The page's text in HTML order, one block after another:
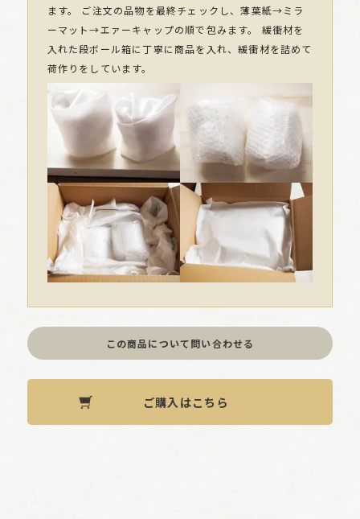
ます。 ご注文の品物を最終チェックし、薄葉紙→ミラ
ーマット→エァーキャップの順で包みます。 緩衝材を
入れた段ボール箱に丁寧に商品を入れ、緩衝材を詰めて
荷作りをしています。
この商品について問い合わせる
ご購入はこちら